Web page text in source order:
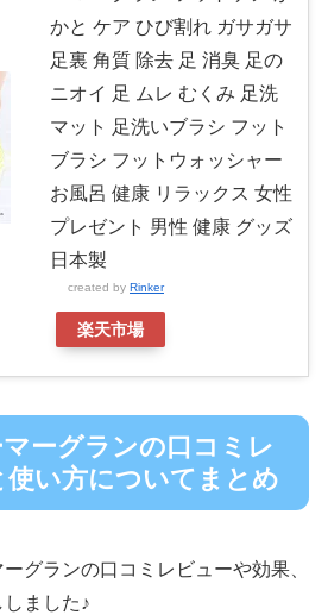
かと ケア ひび割れ ガサガサ
足裏 角質 除去 足 消臭 足の
ニオイ 足 ムレ むくみ 足洗
マット 足洗いブラシ フット
ブラシ フットウォッシャー
お風呂 健康 リラックス 女性
プレゼント 男性 健康 グッズ
日本製
created by Rinker
楽天市場
ーグランの口コミレ
使い方についてまとめ
グランの口コミレビューや効果、
ました♪